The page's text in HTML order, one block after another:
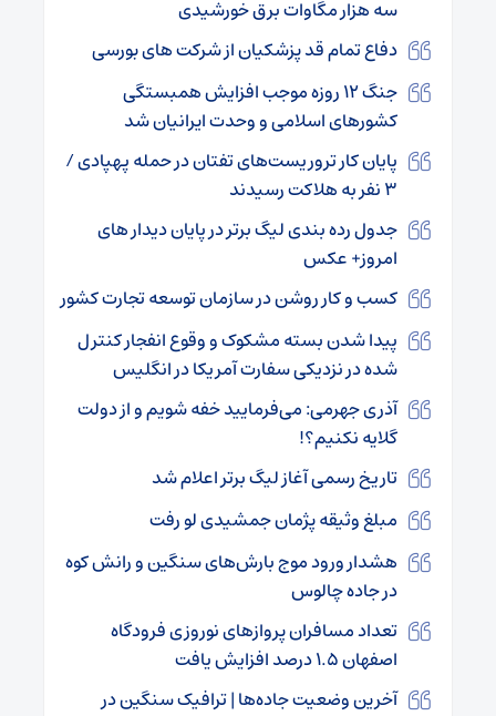
سه هزار مگاوات برق خورشیدی
دفاع تمام قد پزشکیان از شرکت های بورسی
جنگ ۱۲ روزه موجب افزایش همبستگی
کشورهای اسلامی و وحدت ایرانیان شد
پایان کار تروریست‌های تفتان در حمله پهپادی /
۳ نفر به هلاکت رسیدند
جدول رده‌ بندی لیگ برتر در پایان دیدار های
امروز+ عکس
کسب و کار روشن در سازمان توسعه تجارت کشور
پیدا شدن بسته مشکوک و وقوع انفجار کنترل
شده در نزدیکی سفارت آمریکا در انگلیس
آذری جهرمی: می‌فرمایید خفه شویم و از دولت
گلایه نکنیم؟!
تاریخ رسمی آغاز لیگ برتر اعلام شد
مبلغ وثیقه پژمان جمشیدی لو رفت
هشدار ورود موج بارش‌های سنگین و رانش کوه
در جاده چالوس
تعداد مسافران پروازهای نوروزی فرودگاه
اصفهان ۱.۵ درصد افزایش یافت
آخرین وضعیت جاده‌ها | ترافیک سنگین در